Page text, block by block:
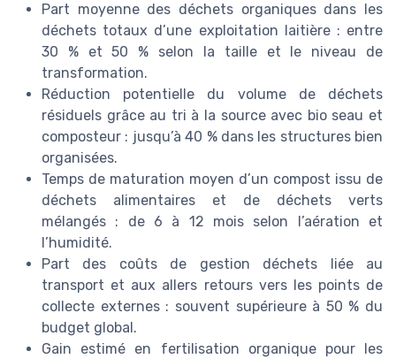
Part moyenne des déchets organiques dans les
déchets totaux d’une exploitation laitière : entre
30 % et 50 % selon la taille et le niveau de
transformation.
Réduction potentielle du volume de déchets
résiduels grâce au tri à la source avec bio seau et
composteur : jusqu’à 40 % dans les structures bien
organisées.
Temps de maturation moyen d’un compost issu de
déchets alimentaires et de déchets verts
mélangés : de 6 à 12 mois selon l’aération et
l’humidité.
Part des coûts de gestion déchets liée au
transport et aux allers retours vers les points de
collecte externes : souvent supérieure à 50 % du
budget global.
Gain estimé en fertilisation organique pour les